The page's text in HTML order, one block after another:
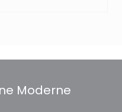
Moderne